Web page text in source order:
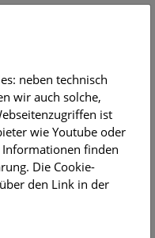
EN
Materials fallen
in Form von Staub.
die Erdatmosphäre
neben technisch
wir auch solche,
ist
wie Youtube oder
Informationen finden
Die Cookie-
den Link in der